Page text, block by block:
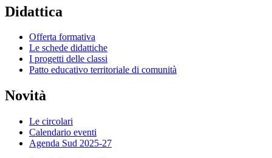
Didattica
Offerta formativa
Le schede didattiche
I progetti delle classi
Patto educativo territoriale di comunità
Novità
Le circolari
Calendario eventi
Agenda Sud 2025-27